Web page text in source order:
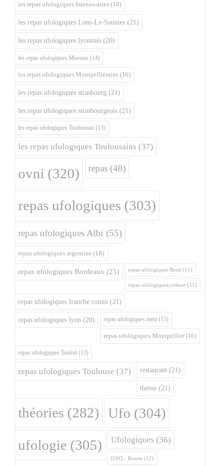
les repas ufologiques buenos-aires (18)
les repas ufologiques Lons-Le-Saunier (21)
les repas ufologiques lyonnais (20)
les repas ufologiques Messins (14)
les repas ufologiques Montpelliérains (16)
les repas ufologiques strasbourg (21)
les repas ufologiques strasbourgeois (21)
les repas ufologiques Toulonnais (13)
les repas ufologiques Toulousains (37)
ovni (320) repas (48)
repas ufologiques (303)
repas ufologiques Albi (55)
repas ufologiques argentine (18)
repas ufologiques Bordeaux (25) repas ufologiques Brest (11)
repas ufologiques colmar (11)
repas ufologiques franche comte (21)
repas ufologiques lyon (20) repas ufologiques metz (15)
repas ufologiques Montpellier (16)
repas ufologiques Toulon (13)
repas ufologiques Toulouse (37) restaurant (21)
théme (21)
théories (282) Ufo (304)
ufologie (305) Ufologiques (36)
[Off] - Rouen (12)